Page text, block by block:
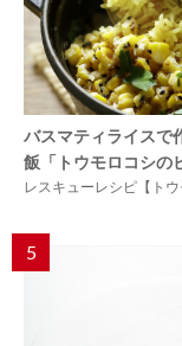
バスマティライスで
飯「トウモロコシの
レスキューレシピ【トウ
5